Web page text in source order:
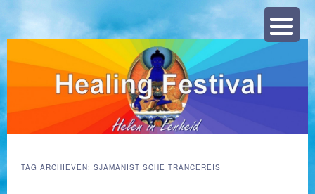
TAG ARCHIEVEN: SJAMANISTISCHE TRANCEREIS